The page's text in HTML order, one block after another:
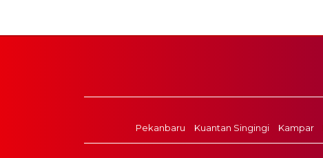
Pekanbaru
Kuantan Singingi Kampar